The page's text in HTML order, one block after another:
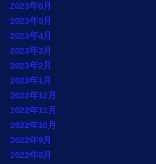
2023年6月
2023年5月
2023年4月
2023年3月
2023年2月
2023年1月
2022年12月
2022年11月
2022年10月
2022年9月
2022年8月